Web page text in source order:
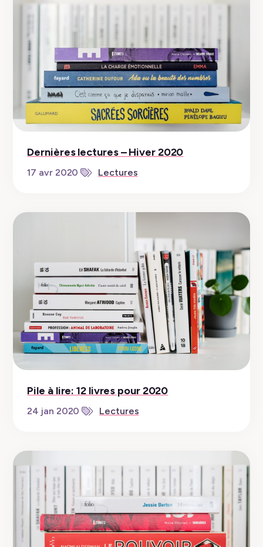
Dernières lectures – Hiver 2020
17 avr 2020 Lectures
Pile à lire: 12 livres pour 2020
24 jan 2020 Lectures